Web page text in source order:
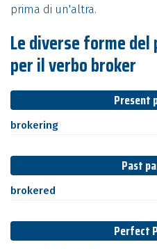
prima di un'altra.
Le diverse forme
per il verbo broker
Present
brokering
Past
brokered
Perfect